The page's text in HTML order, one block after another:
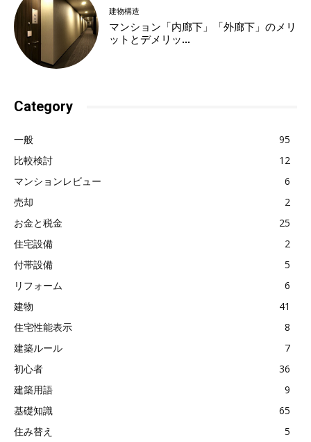
建物構造
マンション「内廊下」「外廊下」のメリ
ットとデメリッ...
Category
一般
95
比較検討
12
マンションレビュー
6
売却
2
お金と税金
25
住宅設備
2
付帯設備
5
リフォーム
6
建物
41
住宅性能表示
8
建築ルール
7
初心者
36
建築用語
9
基礎知識
65
住み替え
5